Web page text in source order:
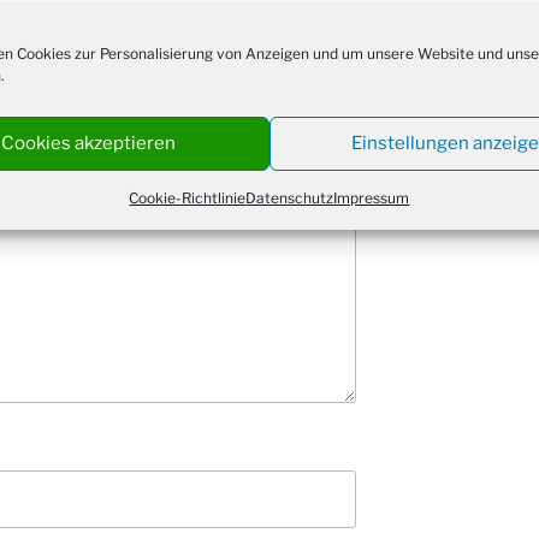
Cookies zur Personalisierung von Anzeigen und um unsere Website und
Cookies akzeptieren Einstellungen
Cookie-RichtlinieDatenschutzImpressum
veröffentlicht.
11.12.
am